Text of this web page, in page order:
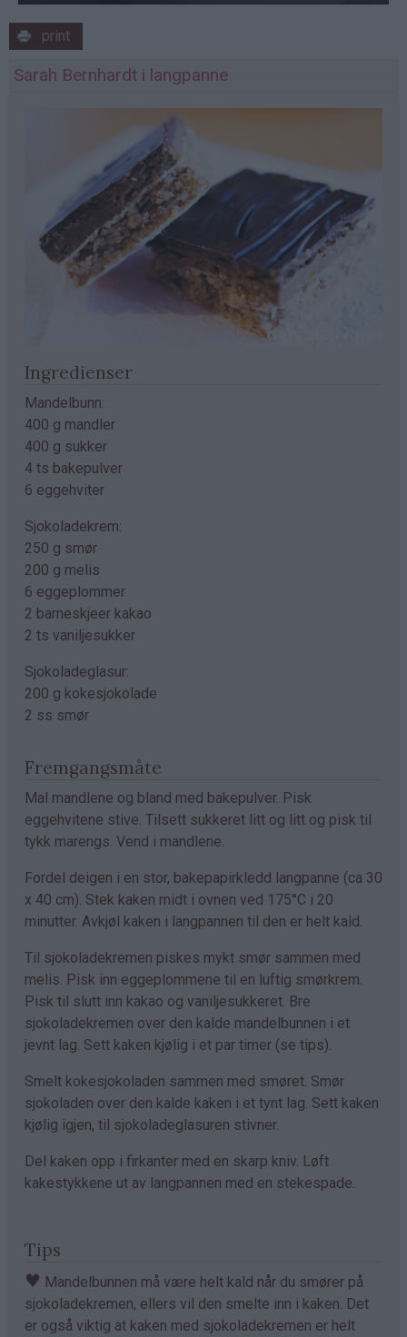
print
Sarah Bernhardt i langpanne
Ingredienser
Mandelbunn:
400 g mandler
400 g sukker
4 ts bakepulver
6 eggehviter
Sjokoladekrem:
250 g smør
200 g melis
6 eggeplommer
2 barneskjeer kakao
2 ts vaniljesukker
Sjokoladeglasur:
200 g kokesjokolade
2 ss smør
Fremgangsmåte
Mal mandlene og bland med bakepulver. Pisk
eggehvitene stive. Tilsett sukkeret litt og litt og pisk til
tykk marengs. Vend i mandlene.
Fordel deigen i en stor, bakepapirkledd langpanne (ca 30
x 40 cm). Stek kaken midt i ovnen ved 175°C i 20
minutter. Avkjøl kaken i langpannen til den er helt kald.
Til sjokoladekremen piskes mykt smør sammen med
melis. Pisk inn eggeplommene til en luftig smørkrem.
Pisk til slutt inn kakao og vaniljesukkeret. Bre
sjokoladekremen over den kalde mandelbunnen i et
jevnt lag. Sett kaken kjølig i et par timer (se tips).
Smelt kokesjokoladen sammen med smøret. Smør
sjokoladen over den kalde kaken i et tynt lag. Sett kaken
kjølig igjen, til sjokoladeglasuren stivner.
Del kaken opp i firkanter med en skarp kniv. Løft
kakestykkene ut av langpannen med en stekespade.
Tips
♥ Mandelbunnen må være helt kald når du smører på
sjokoladekremen, ellers vil den smelte inn i kaken. Det
er også viktig at kaken med sjokoladekremen er helt